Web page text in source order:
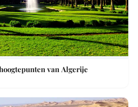
van Algerije